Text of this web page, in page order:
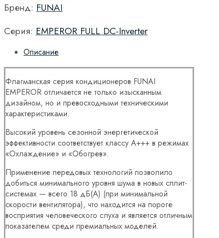
Бренд: FUNAI
Серия: EMPEROR FULL DC-Inverter
Описание
Флагманская серия кондиционеров FUNAI
EMPEROR отличается не только изысканным
дизайном, но и превосходными техническими
характеристиками.
Высокий уровень сезонной энергетической
эффективности соответствует классу A+++ в режимах
«Охлаждение» и «Обогрев».
Применение передовых технологий позволило
добиться минимального уровня шума в новых сплит-
системах — всего 18 дБ(A) (при минимальной
скорости вентилятора), что находится на пороге
восприятия человеческого слуха и является отличным
показателем среди премиальных моделей.